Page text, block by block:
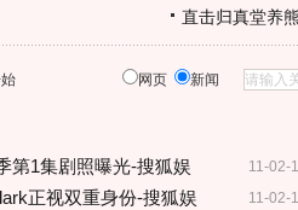
直击归真堂养
网页 新闻
11-02-
第1集剧照曝光-搜狐娱
11-02-
正视双重身份-搜狐娱